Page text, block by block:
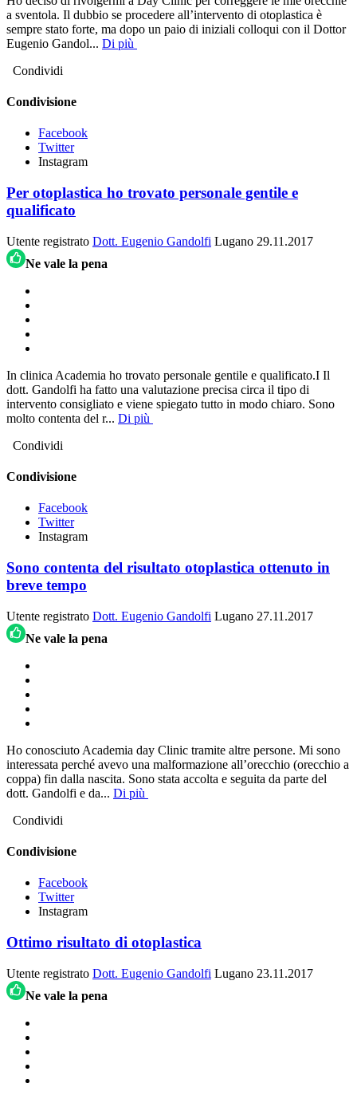
a sventola. Il dubbio se procedere all’intervento di otoplastica è
sempre stato forte, ma dopo un paio di iniziali colloqui con il Dottor
Eugenio Gandol... Di più
Condividi
Condivisione
Facebook
Twitter
Instagram
Per otoplastica ho trovato personale gentile e
qualificato
Utente registrato Dott. Eugenio Gandolfi Lugano 29.11.2017
Ne vale la pena
In clinica Academia ho trovato personale gentile e qualificato.I Il
dott. Gandolfi ha fatto una valutazione precisa circa il tipo di
intervento consigliato e viene spiegato tutto in modo chiaro. Sono
molto contenta del r... Di più
Condividi
Condivisione
Facebook
Twitter
Instagram
Sono contenta del risultato otoplastica ottenuto in
breve tempo
Utente registrato Dott. Eugenio Gandolfi Lugano 27.11.2017
Ne vale la pena
Ho conosciuto Academia day Clinic tramite altre persone. Mi sono
interessata perché avevo una malformazione all’orecchio (orecchio a
coppa) fin dalla nascita. Sono stata accolta e seguita da parte del
dott. Gandolfi e da... Di più
Condividi
Condivisione
Facebook
Twitter
Instagram
Ottimo risultato di otoplastica
Utente registrato Dott. Eugenio Gandolfi Lugano 23.11.2017
Ne vale la pena